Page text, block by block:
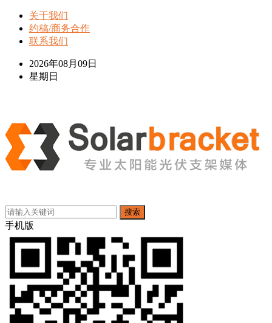
关于我们
约稿/商务合作
联系我们
2026年08月09日
星期日
搜索
手机版